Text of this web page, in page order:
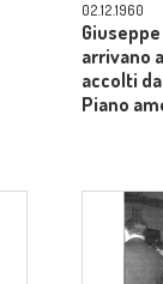
02.12.1960
arrivano
accolti
Piano